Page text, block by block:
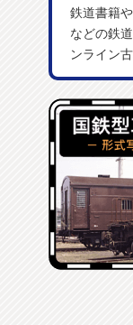
鉄道書籍
などの鉄
ンライン